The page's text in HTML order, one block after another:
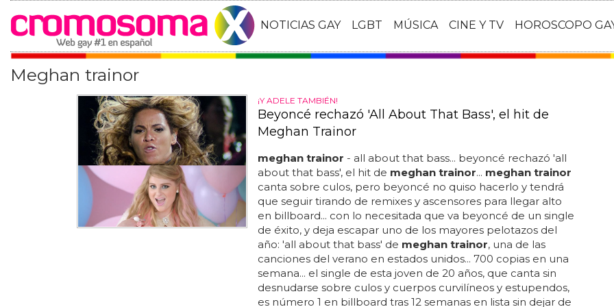
NOTICIAS GAY LGBT MÚSICA CINE Y TV HOROSCOPO
Meghan trainor
¡Y ADELE TAMBIÉN!
Beyoncé rechazó 'All About That Bass', el hit de
Meghan Trainor
meghan trainor - all about that bass... beyoncé rechazó 'all
about that bass', el hit de meghan trainor... meghan trainor
canta sobre culos, pero beyoncé no quiso hacerlo y tendrá
que seguir tirando de remixes y ascensores para llegar alto
en billboard... con lo necesitada que va beyoncé de un single
de éxito, y deja escapar uno de los mayores pelotazos del
año: 'all about that bass' de meghan trainor, una de las
canciones del verano en estados unidos... 700 copias en una
semana... el single de esta joven de 20 años, que canta sin
desnudarse sobre culos y cuerpos curvilíneos y estupendos,
es número 1 en billboard tras 12 semanas en lista sin dejar de